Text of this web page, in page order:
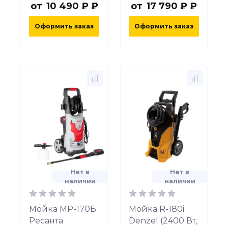
от 10 490 ₽ ₽
Оформить заказ
от 17 790 ₽ ₽
Оформить заказ
Нет в
наличии
Мойка МР-170Б
Ресанта
Нет в
наличии
Мойка R-180i
Denzel (2400 Вт,